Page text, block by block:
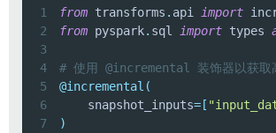
1 from transforms . api import
2
from pyspark. sql import types
3
4
# 使用 @incremental 装饰器以获取
5
@incremental (
6
    snapshot_inputs
=[
7
)